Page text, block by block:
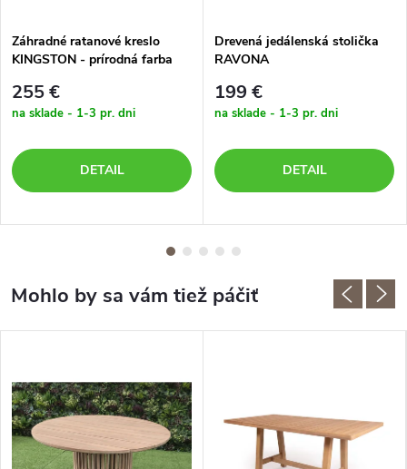
Záhradné ratanové kreslo
KINGSTON - prírodná farba
255 €
na sklade - 1-3 pr. dni
DETAIL
Drevená jedálenská stolička
RAVONA
199 €
na sklade - 1-3 pr. dni
DETAIL